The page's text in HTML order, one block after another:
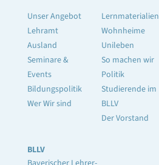
Unser Angebot
Lehramt
Ausland
Seminare &
Events
Bildungspolitik
Wer Wir sind
Lernmaterialien
Wohnheime
Unileben
So machen wir
Politik
Studierende im
BLLV
Der Vorstand
BLLV